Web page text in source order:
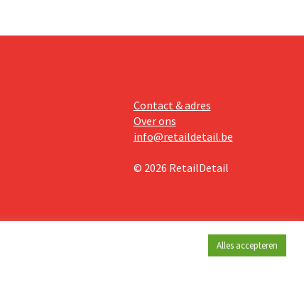
Contact & adres
Over ons
info@retaildetail.be
© 2026 RetailDetail
Alles accepteren